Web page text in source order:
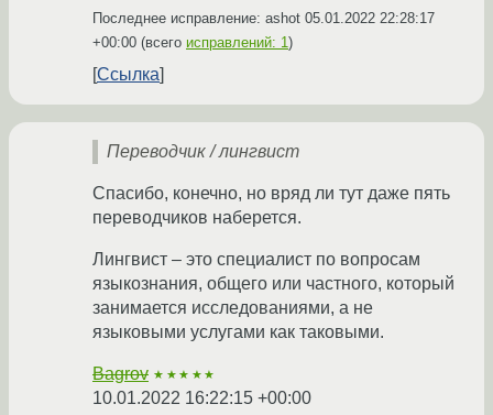
Последнее исправление: ashot 05.01.2022 22:28:17
+00:00 (всего исправлений: 1)
Ссылка
Переводчик / лингвист
Спасибо, конечно, но вряд ли тут даже пять
переводчиков наберется.
Лингвист – это специалист по вопросам
языкознания, общего или частного, который
занимается исследованиями, а не
языковыми услугами как таковыми.
Bagrov ★★★★★
10.01.2022 16:22:15 +00:00